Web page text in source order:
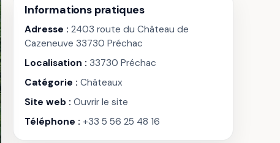
Informations pratiques
Adresse : 2403 route du Château de
Cazeneuve 33730 Préchac
Localisation : 33730 Préchac
Catégorie : Châteaux
Site web : Ouvrir le site
Téléphone : +33 5 56 25 48 16